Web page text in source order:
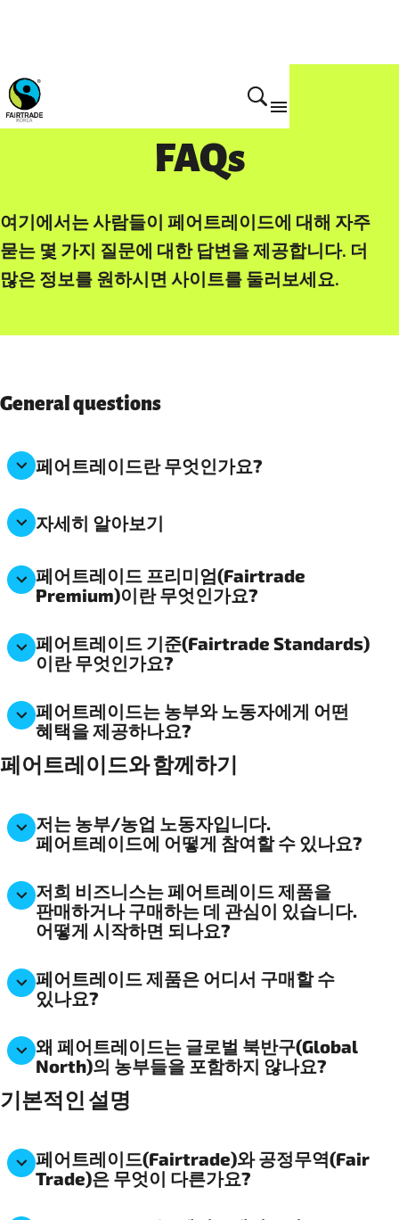
Home
FAQs
여기에서는 사람들이 페어트레이드에 대해 자주
묻는 몇 가지 질문에 대한 답변을 제공합니다. 더
많은 정보를 원하시면 사이트를 둘러보세요.
General questions
페어트레이드란 무엇인가요?
자세히 알아보기
페어트레이드 프리미엄(Fairtrade
Premium)이란 무엇인가요?
페어트레이드 기준(Fairtrade Standards)
이란 무엇인가요?
페어트레이드는 농부와 노동자에게 어떤
혜택을 제공하나요?
페어트레이드와 함께하기
저는 농부/농업 노동자입니다.
페어트레이드에 어떻게 참여할 수 있나요?
저희 비즈니스는 페어트레이드 제품을
판매하거나 구매하는 데 관심이 있습니다.
어떻게 시작하면 되나요?
페어트레이드 제품은 어디서 구매할 수
있나요?
왜 페어트레이드는 글로벌 북반구(Global
North)의 농부들을 포함하지 않나요?
기본적인 설명
페어트레이드(Fairtrade)와 공정무역(Fair
Trade)은 무엇이 다른가요?